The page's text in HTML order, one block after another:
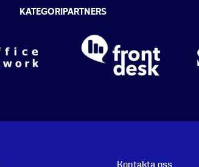
KATEGORIPARTNERS
Kontakta oss